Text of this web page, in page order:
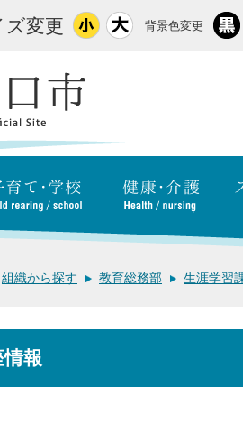
ズ変更 背景色変更
組織から探す 教育総務部 生涯学習
報